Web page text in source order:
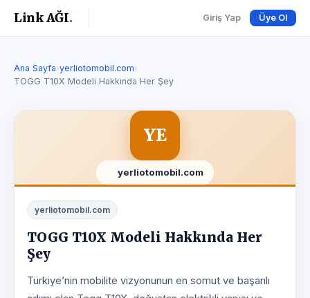
Link AĞI. Giriş Yap Üye Ol
Ana Sayfa›yerliotomobil.com›
TOGG T10X Modeli Hakkında Her Şey
YE
yerliotomobil.com
yerliotomobil.com
TOGG T10X Modeli Hakkında Her
Şey
Türkiye’nin mobilite vizyonunun en somut ve başarılı